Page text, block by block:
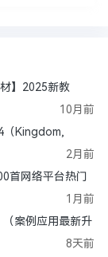
】2025新教
10月前
（Kingdom,
2月前
首网络平台热门
1月前
案例应用最新升
8天前